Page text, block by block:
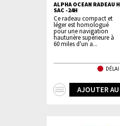
ALPHA OCEAN RADEAU
SAC -24H
Ce radeau compact et
léger est homologué
pour une navigation
hauturière supérieure à
60 miles d'un a...
AJOUTER AU